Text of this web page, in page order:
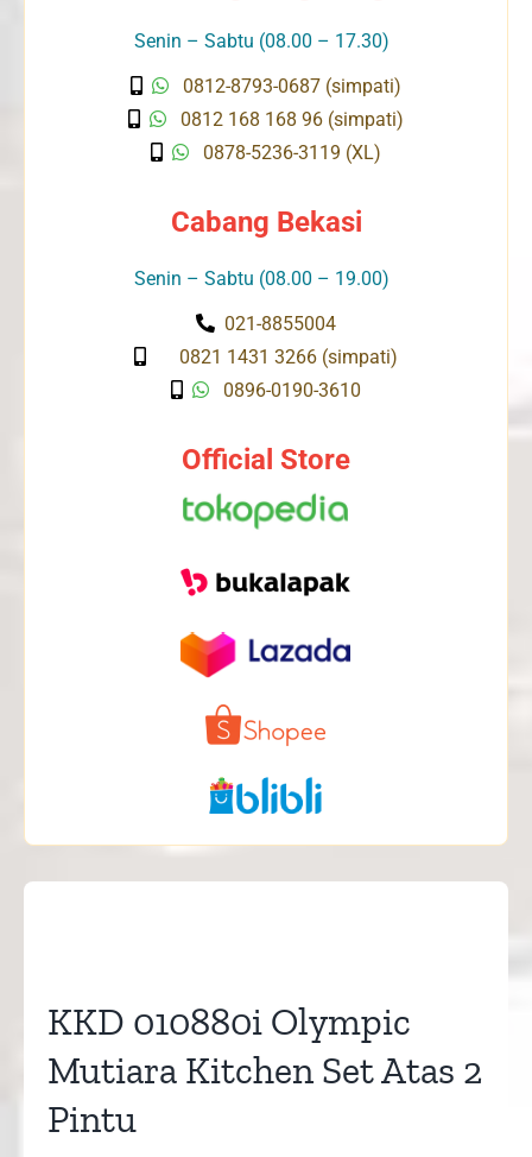
Senin – Sabtu (08.00 – 17.30)
0812-8793-0687 (simpati)
0812 168 168 96 (simpati)
0878-5236-3119 (XL)
Cabang Bekasi
Senin – Sabtu (08.00 – 19.00)
021-8855004
0821 1431 3266 (simpati)
0896-0190-3610
Official Store
KKD 010880i Olympic
Mutiara Kitchen Set Atas 2
Pintu